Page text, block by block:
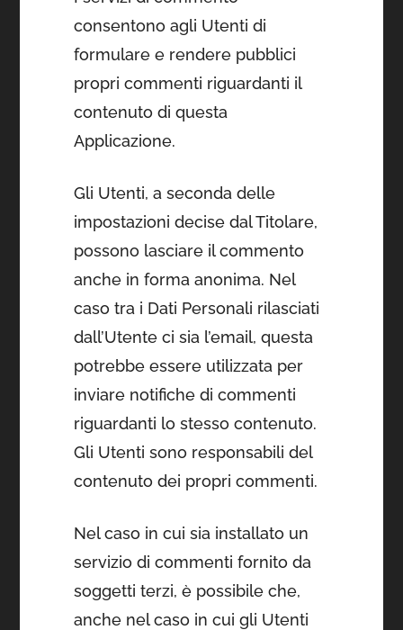
consentono agli Utenti di
formulare e rendere pubblici
propri commenti riguardanti il
contenuto di questa
Applicazione.
Gli Utenti, a seconda delle
impostazioni decise dal Titolare,
possono lasciare il commento
anche in forma anonima. Nel
caso tra i Dati Personali rilasciati
dall’Utente ci sia l’email, questa
potrebbe essere utilizzata per
inviare notifiche di commenti
riguardanti lo stesso contenuto.
Gli Utenti sono responsabili del
contenuto dei propri commenti.
Nel caso in cui sia installato un
servizio di commenti fornito da
soggetti terzi, è possibile che,
anche nel caso in cui gli Utenti